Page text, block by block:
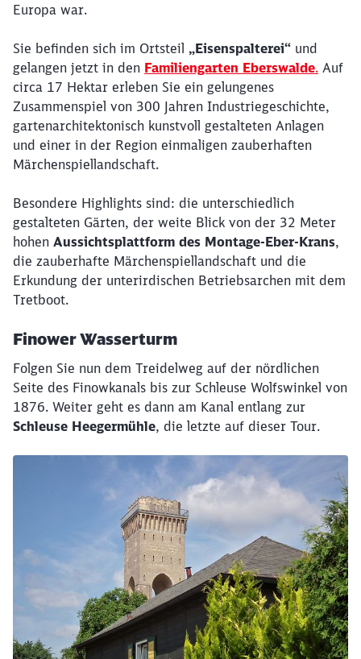
Europa war.
Sie befinden sich im Ortsteil „Eisenspalterei“ und
gelangen jetzt in den Familiengarten Eberswalde. Auf
circa 17 Hektar erleben Sie ein gelungenes
Zusammenspiel von 300 Jahren Industriegeschichte,
gartenarchitektonisch kunstvoll gestalteten Anlagen
und einer in der Region einmaligen zauberhaften
Märchenspiellandschaft.
Besondere Highlights sind: die unterschiedlich
gestalteten Gärten, der weite Blick von der 32 Meter
hohen Aussichtsplattform des Montage-Eber-Krans,
die zauberhafte Märchenspiellandschaft und die
Erkundung der unterirdischen Betriebsarchen mit dem
Tretboot.
Finower Wasserturm
Folgen Sie nun dem Treidelweg auf der nördlichen
Seite des Finowkanals bis zur Schleuse Wolfswinkel von
1876. Weiter geht es dann am Kanal entlang zur
Schleuse Heegermühle, die letzte auf dieser Tour.